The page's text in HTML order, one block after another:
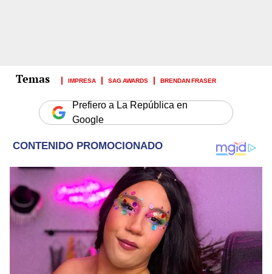
IMPRESA SAG AWARDS BRENDAN FRASER
Prefiero a La República en
Google